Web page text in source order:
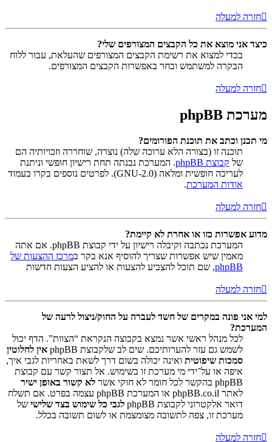
חזרה למעלה
כיצד אני מוצא את כל הקבצים המצורפים שלי?
בכדי למצוא את רשימת הקבצים המצורפים שהעלאת, עבור ללוח
הבקרה למשתמש ובחר באפשרות הקבצים המצורפים.
חזרה למעלה
מערכת phpBB
מי תכנן וכתב את תוכנת הפורומים?
תוכנה זו (בצורה הלא ערוכה שלה) נוצרה, שוחררה וזכויותיה הם
של קבוצת phpBB
. המערכת נבנתה תחת רישיון חופשי וניתנת
לעריכה חופשית ומלאה (GNU-2.0). לפרטים נוספים בקרו בעמוד
אודות המערכת.
חזרה למעלה
מדוע אפשרות כזו או אחרת לא קיימת?
המערכת נכתבה וקיבלה רישיון על ידי קבוצת phpBB. אם אתה
מאמין שיש אפשרות שצריך להוסיף אנא בקר במרכז ההצעות של
phpBB, שם תוכל להצביע להצעות או להציע הצעות חדשות
חזרה למעלה
למי אני פונה במקרים של חשד לעברה על החוק/ניצול לרעה של
המערכת?
לכל מנהל ראשי אשר נמצא בקבוצה הנקראת “הצוות”. הדף יכול
לשמש גם עזר להערותיכם. שים לב שלקבוצת phpBB
אין לחלוטין
סמכות שיפוטית ואינה יכולה בשום דרך לשאת באחריות לגבי איך,
איפה או על־ידי מי מערכת זו בשימוש. אל תצור קשר עם קבוצת
phpBB בהקשר לכל חומר לא חוקי אשר
לא קשור באופן ישיר
לאתר phpBB.co.il או המערכת phpBB עצמה בפרט. אם תשלח
דואר אלקטרוני לקבוצת phpBB
לגבי כל שימוש בצד שלישי של
מערכת זו, צפה לתשובה מצומצמת או לשום תשובה בכלל.
חזרה למעלה